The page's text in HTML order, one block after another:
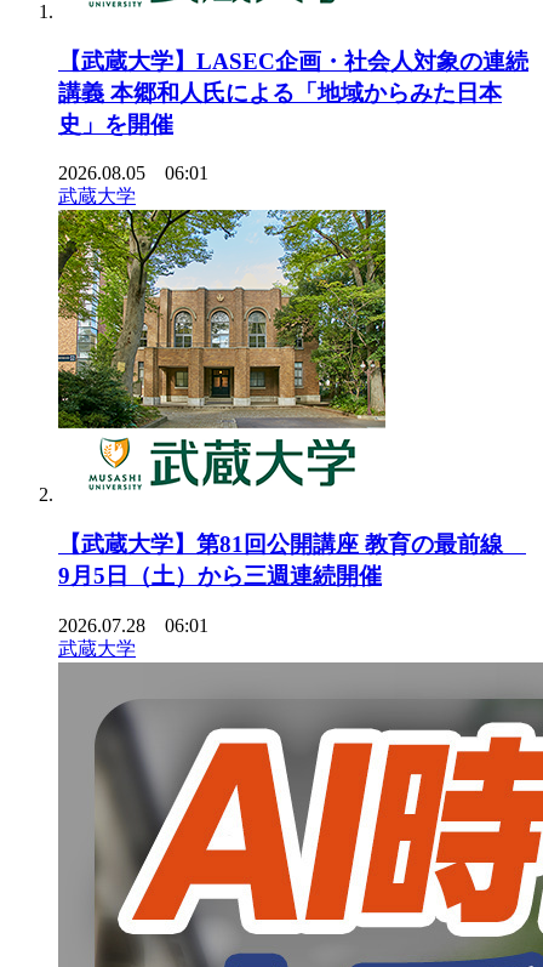
【武蔵大学】LASEC企画・社会人対象の連続
講義 本郷和人氏による「地域からみた日本
史」を開催
2026.08.05 06:01
武蔵大学
【武蔵大学】第81回公開講座 教育の最前線
9月5日（土）から三週連続開催
2026.07.28 06:01
武蔵大学